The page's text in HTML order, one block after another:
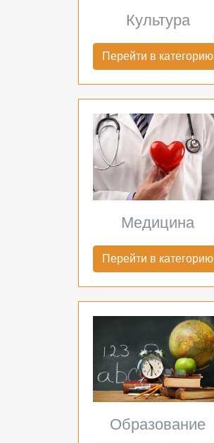
Культура
Перейти в категорию
Медицина
Перейти в категорию
Образование